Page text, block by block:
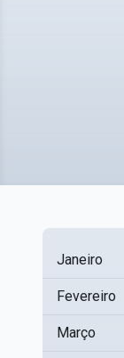
Janeiro
Fevereiro
Março